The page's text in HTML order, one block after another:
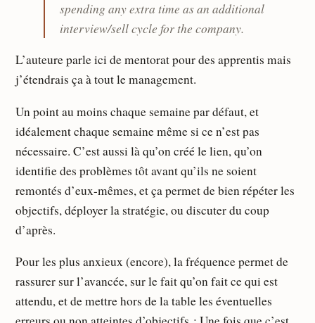
spending any extra time as an additional
interview/sell cycle for the company.
L’auteure parle ici de mentorat pour des apprentis mais
j’étendrais ça à tout le management.
Un point au moins chaque semaine par défaut, et
idéalement chaque semaine même si ce n’est pas
nécessaire. C’est aussi là qu’on créé le lien, qu’on
identifie des problèmes tôt avant qu’ils ne soient
remontés d’eux-mêmes, et ça permet de bien répéter les
objectifs, déployer la stratégie, ou discuter du coup
d’après.
Pour les plus anxieux (encore), la fréquence permet de
rassurer sur l’avancée, sur le fait qu’on fait ce qui est
attendu, et de mettre hors de la table les éventuelles